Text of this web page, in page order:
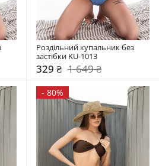
Роздільний купальник без
застібки KU-1013
329 ₴ 1 649 ₴
- 80%